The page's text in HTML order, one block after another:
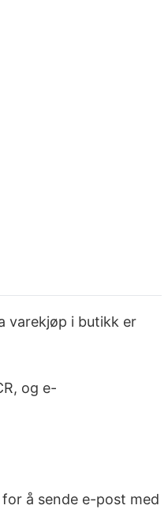
varekjøp i butikk er
og e-
å sende e-post med